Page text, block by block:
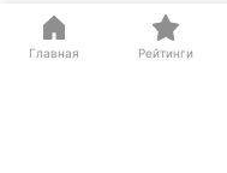
Главная Рейтинги
Партнеры